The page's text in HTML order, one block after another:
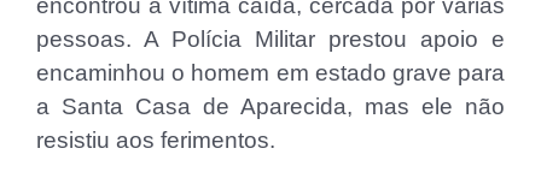
encontrou a vítima caída, cercada por várias
pessoas. A Polícia Militar prestou apoio e
encaminhou o homem em estado grave para
a Santa Casa de Aparecida, mas ele não
resistiu aos ferimentos.